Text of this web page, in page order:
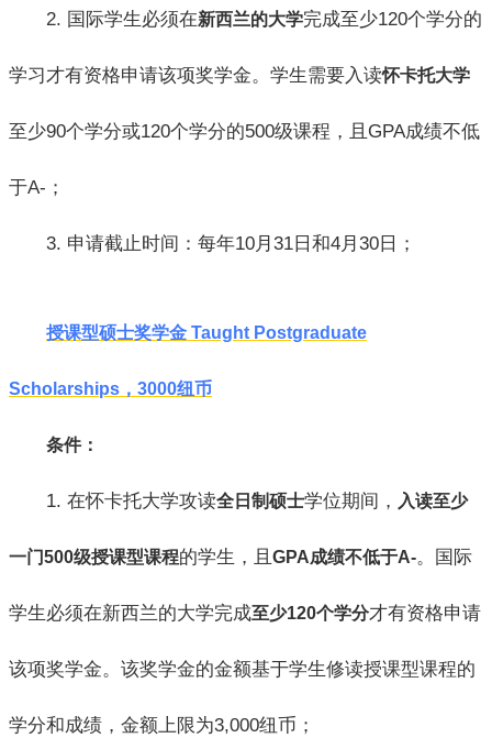
2. 国际学生必须在新西兰的大学完成至少120个学分的
学习才有资格申请该项奖学金。学生需要入读怀卡托大学
至少90个学分或120个学分的500级课程，且GPA成绩不低
于A-；
3. 申请截止时间：每年10月31日和4月30日；
授课型硕士奖学金 Taught Postgraduate
Scholarships，3000纽币
条件：
1. 在怀卡托大学攻读全日制硕士学位期间， 入读至少
一门500级授课型课程的学生，且 GPA成绩不低于A-。国际
学生必须在新西兰的大学完成至少120个学分才有资格申请
该项奖学金。该奖学金的金额基于学生修读授课型课程的
学分和成绩，金额上限为3,000纽币；